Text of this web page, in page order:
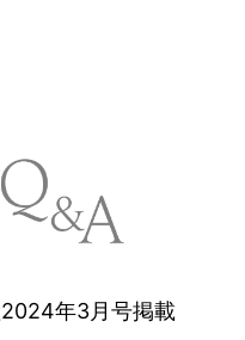
年3月号掲載